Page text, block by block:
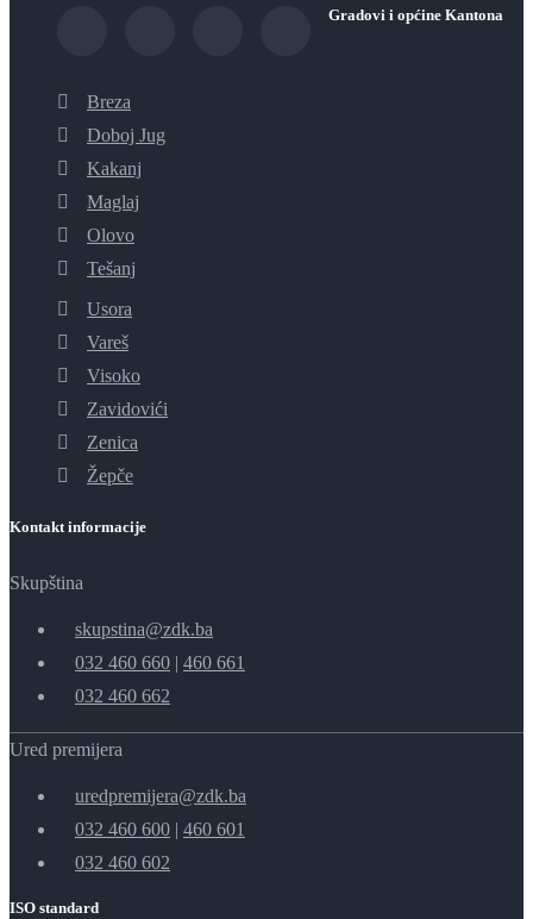
Gradovi i općine Kantona
Breza
Doboj Jug
Kakanj
Maglaj
Olovo
Tešanj
Usora
Vareš
Visoko
Zavidovići
Zenica
Žepče
Kontakt informacije
Skupština
skupstina@zdk.ba
032 460 660 | 460 661
032 460 662
Ured premijera
uredpremijera@zdk.ba
032 460 600 | 460 601
032 460 602
ISO standard